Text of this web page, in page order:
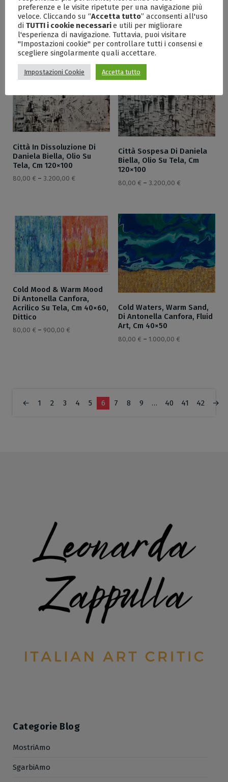
Ramorini, Serie Ortaggi,
Olio Su Tela, Cm 25×30
80,00€–500,00€
Città In Dissoluzione Di
Daniela Biella, Olio Su
Tela, Cm 120×100
80,00 € – 3.200,00 €
Città Sospesa Di Daniela
Biella, Olio Su Tela, Cm
120×100
80,00 € – 3.200,00 €
Cold Mood & Warm Mood
Di Antonella Canfora,
Acrilico Su Tela, Cm 40×60,
Dittico
80,00 € – 900,00 €
Cold Waters, Warm Sand,
Di Antonella Canfora, Fluid
Art, Cm 40×50
80,00 € – 1.000,00 €
← 1 2 3 4 5 6 7 8 9 … 40 41 42 →
Categorie Blog
MostriAmo
SgarbiAmo
preferenze e le visite ripetute per una navigazione più
veloce. Cliccando su “Accetta tutto” acconsenti all'uso
di TUTTI i cookie necessarie utili per migliorare
l'esperienza di navigazione. Tuttavia, puoi visitare
"Impostazioni cookie" per controllare tutti i consensi e
scegliere singolarmente quali accettare.
Impostazioni Cookie Accetta tutto